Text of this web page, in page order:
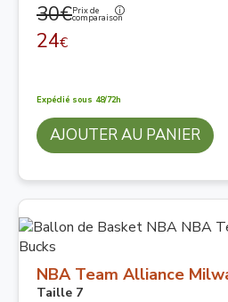
30€Prix de
comparaison
24€
Expédié sous 48/72h
AJOUTER AU PANIER
NBA Team Alliance
Taille 7